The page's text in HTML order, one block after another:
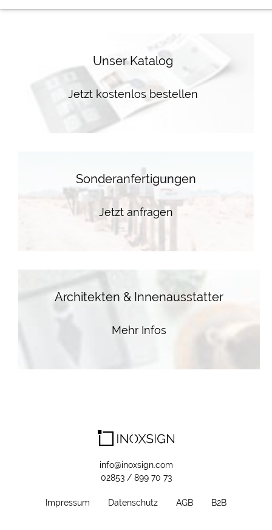
Unser Katalog
Jetzt kostenlos bestellen
Sonderanfertigungen
Jetzt anfragen
Architekten & Innenausstatter
Mehr Infos
info@inoxsign.com
02853 / 899 70 73
Impressum Datenschutz AGB B2B